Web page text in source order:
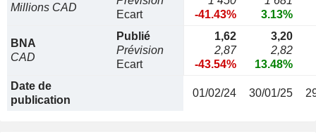
Millions CAD
Ecart
-41.43%
3.13%
BNA
CAD
Publié
Prévision
Ecart
1,62
2,87
-43.54%
3,20
2,82
13.48%
Date de
publication
01/02/24 30/01/25